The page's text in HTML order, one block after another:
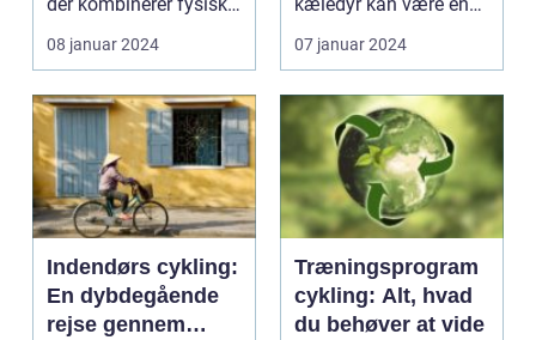
udfoldelse, kon...
08 januar 2024
fantastisk måde at ti...
07 januar 2024
Indendørs cykling:
En dybdegående
rejse gennem
Træningsprogram
cykling: Alt, hvad
du behøver at vide